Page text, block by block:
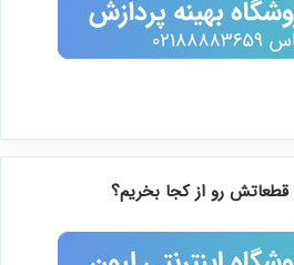
قطعاتش رو از کجا بخریم؟